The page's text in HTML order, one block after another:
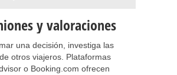
y valoraciones
una decisión, investiga las
de otros viajeros. Plataformas
o Booking.com ofrecen